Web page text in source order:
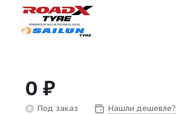
0 ₽
Под заказ Нашли дешевле?